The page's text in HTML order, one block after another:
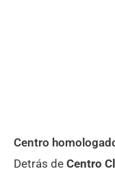
Centro
Detrás de Centro